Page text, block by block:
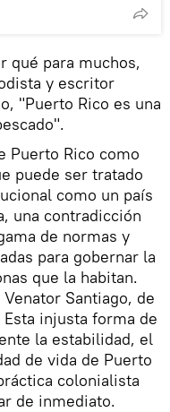
qué para muchos,
y escritor
"Puerto Rico es una
Puerto Rico como
puede ser tratado
como un país
una contradicción
de normas y
para gobernar la
que la habitan.
Santiago, de
injusta forma de
la estabilidad, el
de vida de Puerto
colonialista
de inmediato.